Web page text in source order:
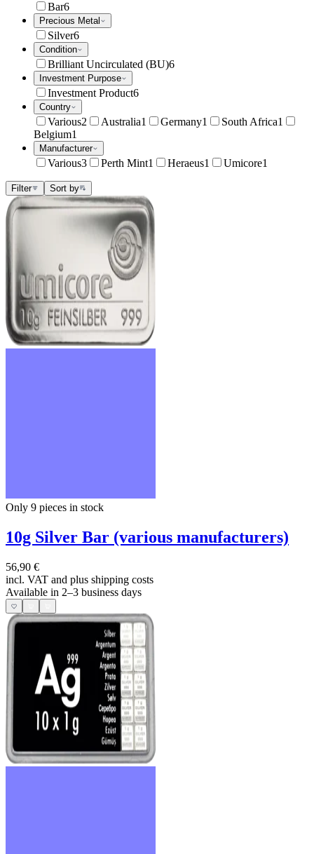
Bar6
Precious Metal
Silver6
Condition
Brilliant Uncirculated (BU)6
Investment Purpose
Investment Product6
Country
Various2 Australia1 Germany1 South Africa1
Belgium1
Manufacturer
Various3 Perth Mint1 Heraeus1 Umicore1
Filter Sort by
Only 9 pieces in stock
10g Silver Bar (various manufacturers)
56,90 €
incl. VAT and plus shipping costs
Available in 2–3 business days